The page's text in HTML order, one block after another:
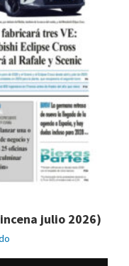
julio 2026)